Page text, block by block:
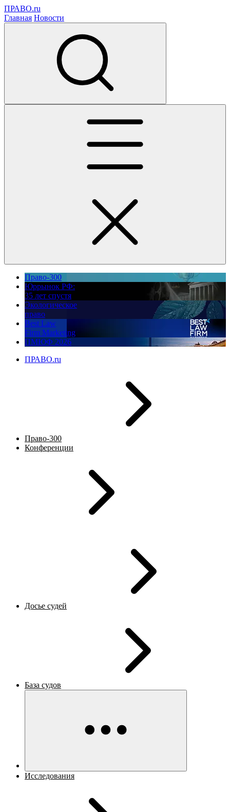
ПРАВО.ru
Главная Новости
Право-300
Юррынок РФ:
35 лет спустя
Экологическое
право
Best Law
Firm Marketing
ПМЮФ 2026
ПРАВО.ru
Право-300
Конференции
Досье судей
База судов
Исследования